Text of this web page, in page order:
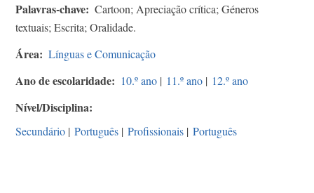
Palavras-chave
Cartoon; Apreciação crítica; Géneros
textuais; Escrita; Oralidade.
Área Línguas e Comunicação
Ano de escolaridade 10.º ano | 11.º ano | 12.º ano
Nível/Disciplina
Secundário | Português | Profissionais | Português